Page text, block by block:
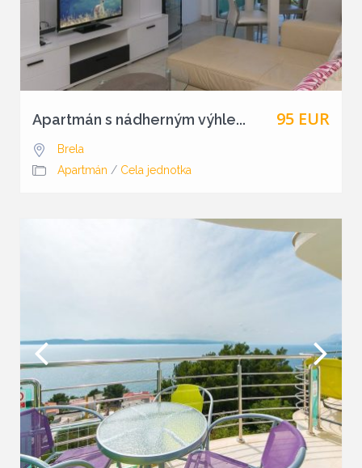
95 EUR
Apartmán s nádherným výhle...
Brela
Apartmán / Cela jednotka